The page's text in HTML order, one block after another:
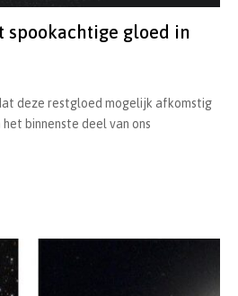
spookachtige gloed in
deze restgloed mogelijk afkomstig
binnenste deel van ons